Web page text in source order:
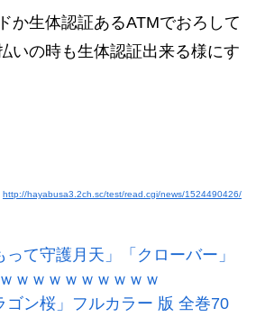
か生体認証あるATMでおろして
いの時も生体認証出来る様にす
http://hayabusa3.2ch.sc/test/read.cgi/news/1524490426/
って守護月天」「クローバー」
ｗｗｗｗｗｗｗｗｗ
ゴン桜」フルカラー 版 全巻70